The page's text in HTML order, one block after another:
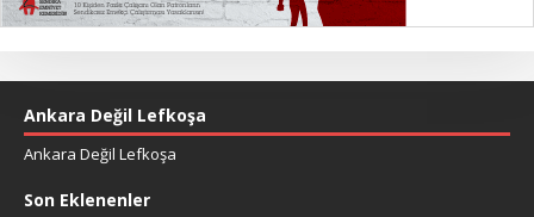
Ankara Değil Lefkoşa
Ankara Değil Lefkoşa
Son Eklenenler